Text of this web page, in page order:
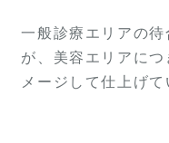
一般診療エリアの
が、美容エリアに
メージして仕上げて